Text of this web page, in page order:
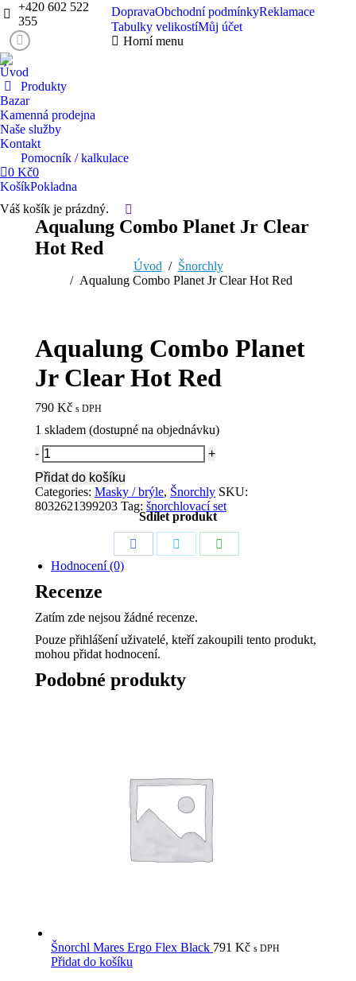
+420 602 522
355
Facebook
page
opens
in
new
window
DopravaObchodní podmínkyReklamace
Tabulky velikostíMůj účet
Horní menu
Úvod
Produkty
Bazar
Kamenná prodejna
Naše služby
Kontakt
Pomocník / kalkulace
0 Kč0
KošíkPokladna
Váš košík je prázdný.
Search:
Aqualung Combo Planet Jr Clear
Hot Red
Úvod
Šnorchly
Aqualung Combo Planet Jr Clear Hot Red
Aqualung Combo Planet
Jr Clear Hot Red
790 Kč s DPH
1 skladem (dostupné na objednávku)
Aqualung
Combo
Planet
Jr
Clear
Přidat do košíku
Categories: Masky / brýle, Šnorchly SKU:
8032621399203 Tag: šnorchlovací set
Sdílet produkt
Hodnocení (0)
Recenze
Zatím zde nejsou žádné recenze.
Pouze přihlášení uživatelé, kteří zakoupili tento produkt,
mohou přidat hodnocení.
Podobné produkty
Šnorchl Mares Ergo Flex Black 791 Kč s DPH
Přidat do košíku